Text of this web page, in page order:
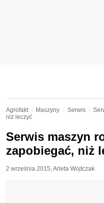
Agrofakt Maszyny Serwis
niż leczyć
Serwis maszyn
zapobiegać, niż
2 września 2015,Arleta Wojtczak